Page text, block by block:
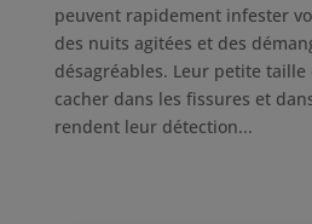
peuvent rapidement infester
des nuits agitées et des
désagréables. Leur petite taille
cacher dans les fissures et
rendent leur détection...